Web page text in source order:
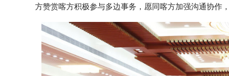
方赞赏喀方积极参与多边事务，愿同喀方加强沟通协作